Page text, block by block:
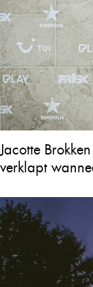
Jacotte
verklapt